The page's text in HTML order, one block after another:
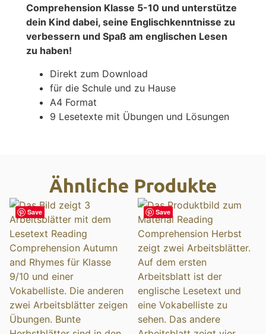
Comprehension Klasse 5-10 und unterstütze
dein Kind dabei, seine Englischkenntnisse zu
verbessern und Spaß am englischen Lesen
zu haben!
Direkt zum Download
für die Schule und zu Hause
A4 Format
9 Lesetexte mit Übungen und Lösungen
Ähnliche Produkte
Save Save